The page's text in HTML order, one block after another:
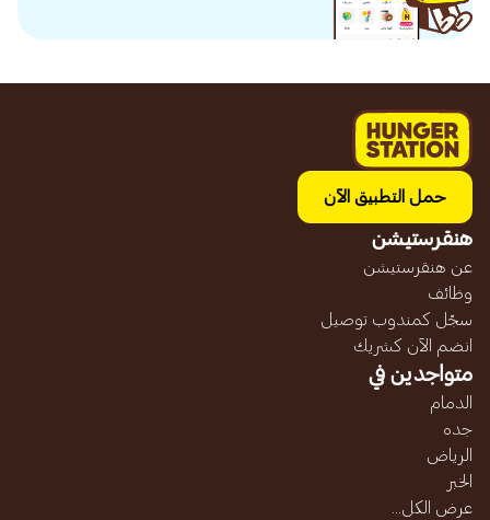
حمل التطبيق الآن
هنقرستيشن
عن هنقرستيشن
وظائف
سجّل كمندوب توصيل
انضم الآن كشريك
متواجدين في
الدمام
جده
الرياض
الخبر
عرض الكل...